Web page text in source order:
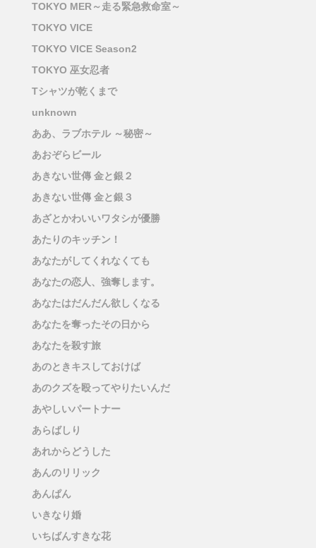
TOKYO MER～走る緊急救命室～
TOKYO VICE
TOKYO VICE Season2
TOKYO 巫女忍者
Tシャツが乾くまで
unknown
ああ、ラブホテル ～秘密～
あおぞらビール
あきない世傳 金と銀２
あきない世傳 金と銀３
あざとかわいいワタシが優勝
あたりのキッチン！
あなたがしてくれなくても
あなたの恋人、強奪します。
あなたはだんだん欲しくなる
あなたを奪ったその日から
あなたを殺す旅
あのときキスしておけば
あのクズを殴ってやりたいんだ
あやしいパートナー
あらばしり
あれからどうした
あんのリリック
あんぱん
いきなり婚
いちばんすきな花